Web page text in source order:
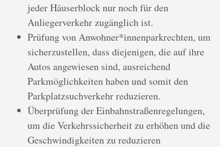
jeder Häuserblock nur noch für den
Anliegerverkehr zugänglich ist.
Prüfung von Anwohner*innenparkrechten, um
sicherzustellen, dass diejenigen, die auf ihre
Autos angewiesen sind, ausreichend
Parkmöglichkeiten haben und somit den
Parkplatzsuchverkehr reduzieren.
Überprüfung der Einbahnstraßenregelungen,
um die Verkehrssicherheit zu erhöhen und die
Geschwindigkeiten zu reduzieren